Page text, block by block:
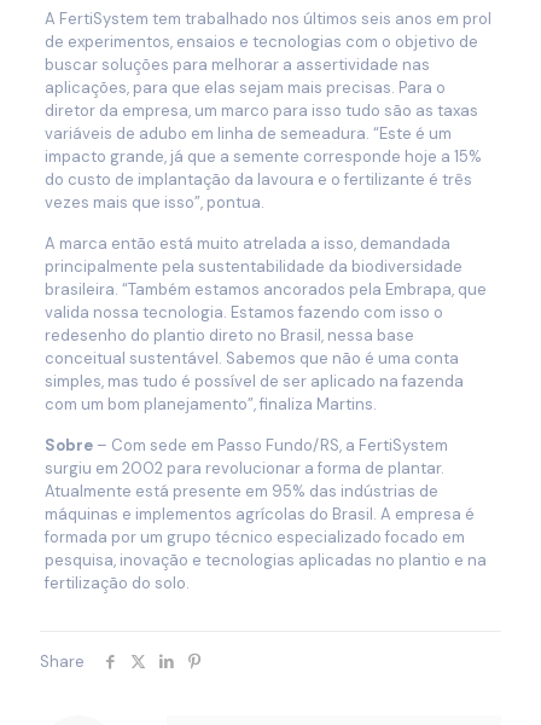
A FertiSystem tem trabalhado nos últimos seis anos em prol
de experimentos, ensaios e tecnologias com o objetivo de
buscar soluções para melhorar a assertividade nas
aplicações, para que elas sejam mais precisas. Para o
diretor da empresa, um marco para isso tudo são as taxas
variáveis de adubo em linha de semeadura. “Este é um
impacto grande, já que a semente corresponde hoje a 15%
do custo de implantação da lavoura e o fertilizante é três
vezes mais que isso”, pontua.
A marca então está muito atrelada a isso, demandada
principalmente pela sustentabilidade da biodiversidade
brasileira. “Também estamos ancorados pela Embrapa, que
valida nossa tecnologia. Estamos fazendo com isso o
redesenho do plantio direto no Brasil, nessa base
conceitual sustentável. Sabemos que não é uma conta
simples, mas tudo é possível de ser aplicado na fazenda
com um bom planejamento”, finaliza Martins.
Sobre – Com sede em Passo Fundo/RS, a FertiSystem
surgiu em 2002 para revolucionar a forma de plantar.
Atualmente está presente em 95% das indústrias de
máquinas e implementos agrícolas do Brasil. A empresa é
formada por um grupo técnico especializado focado em
pesquisa, inovação e tecnologias aplicadas no plantio e na
fertilização do solo.
Share